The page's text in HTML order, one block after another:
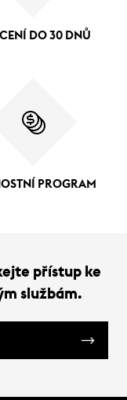
DO 30 DNŮ
PROGRAM
přístup ke
službám.